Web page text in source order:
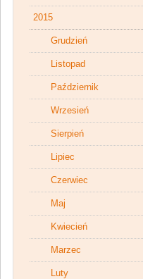
2015
Grudzień
Listopad
Październik
Wrzesień
Sierpień
Lipiec
Czerwiec
Maj
Kwiecień
Marzec
Luty